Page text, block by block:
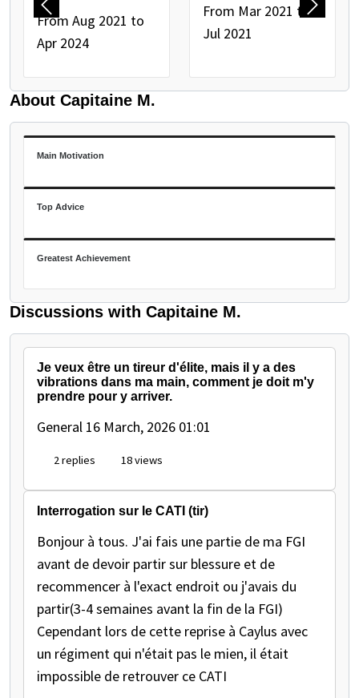
From Aug 2021 to
Apr 2024
From Mar 2021 to
Jul 2021
Previous Next
About Capitaine M.
Main Motivation
Top Advice
Greatest Achievement
Discussions with Capitaine M.
Je veux être un tireur d'élite, mais il y a des
vibrations dans ma main, comment je doit m'y
prendre pour y arriver.
General 16 March, 2026 01:01
2 replies 18 views
Interrogation sur le CATI (tir)
Bonjour à tous. J'ai fais une partie de ma FGI
avant de devoir partir sur blessure et de
recommencer à l'exact endroit ou j'avais du
partir(3-4 semaines avant la fin de la FGI)
Cependant lors de cette reprise à Caylus avec
un régiment qui n'était pas le mien, il était
impossible de retrouver ce CATI